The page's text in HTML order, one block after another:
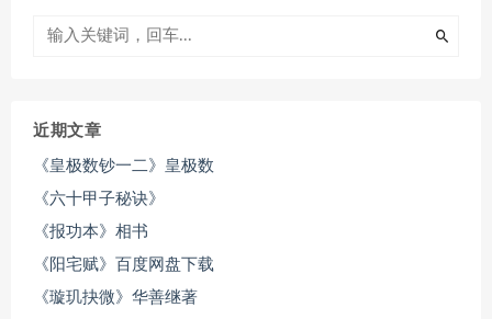
近期文章
《皇极数钞一二》皇极数
《六十甲子秘诀》
《报功本》相书
《阳宅赋》百度网盘下载
《璇玑抉微》华善继著